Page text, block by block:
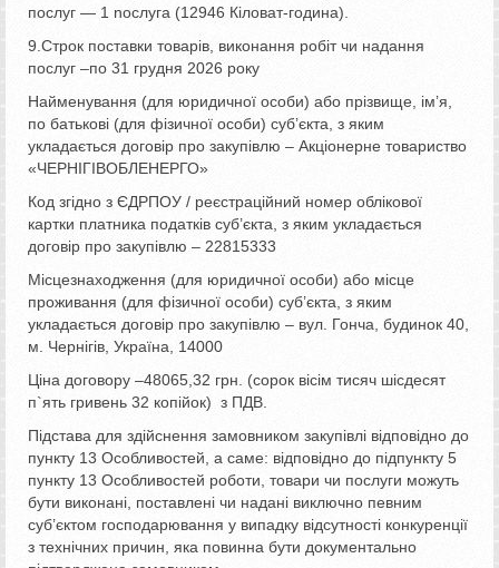
послуг — 1 nocлyга (12946 Кіловат-година).
9.Строк поставки товарів, виконання робіт чи надання
послуг –по 31 грудня 2026 року
Найменування (для юридичної особи) або прізвище, ім’я,
по батькові (для фізичної особи) суб’єкта, з яким
укладається договір про закупівлю – Акціонерне товариство
«ЧЕРНІГІВОБЛЕНЕРГО»
Код згідно з ЄДРПОУ / реєстраційний номер облікової
картки платника податків суб’єкта, з яким укладається
договір про закупівлю – 22815333
Місцезнаходження (для юридичної особи) або місце
проживання (для фізичної особи) суб’єкта, з яким
укладається договір про закупівлю – вул. Гонча, будинок 40,
м. Чернігів, Україна, 14000
Ціна договору –48065,32 грн. (сорок вісім тисяч шісдесят
п`ять гривень 32 копійок) з ПДВ.
Підстава для здійснення замовником закупівлі відповідно до
пункту 13 Особливостей, а саме: відповідно до підпункту 5
пункту 13 Особливостей роботи, товари чи послуги можуть
бути виконані, поставлені чи надані виключно певним
суб’єктом господарювання у випадку відсутності конкуренції
з технічних причин, яка повинна бути документально